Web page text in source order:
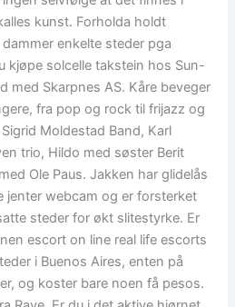
kunst. Forholda holdt
enkelte steder pga
kjøpe solcelle takstein hos Sun-
med Skarpnes AS. Kåre beveger
fra pop og rock til frijazz og
Moldestad Band, Karl
trio, Hildo med søster Berit
Ole Paus. Jakken har glidelås
jenter webcam og er forsterket
steder for økt slitestyrke. Er
escort on line real life escorts
i Buenos Aires, enten på
og koster bare noen få pesos.